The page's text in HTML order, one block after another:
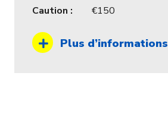
Caution :
150
Plus d’informations